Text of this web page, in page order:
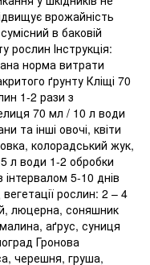
врожайність
в баковій
рослин Інструкція:
норма витрати
ґрунту Кліщі 70
1-2 рази з
70 мл / 10 л води
та інші овочі, квіти
колорадський жук,
л води 1-2 обробки
інтервалом 5-10 днів
рослин: 2 – 4
люцерна, соняшник
аґрус, суниця
Гронова
черешня, груша,